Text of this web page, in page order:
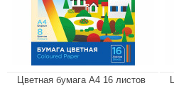
Цветная бумага А4 16 листов